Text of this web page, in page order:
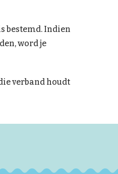
bestemd. Indien
word je
verband houdt